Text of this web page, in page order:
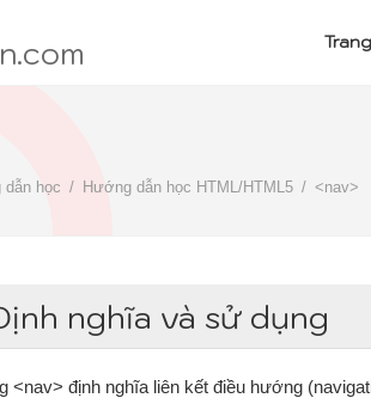
dẫn học Hướng dẫn học HTML/HTML5 <nav>
nghĩa và sử dụng
<nav> định nghĩa liên kết điều hướng